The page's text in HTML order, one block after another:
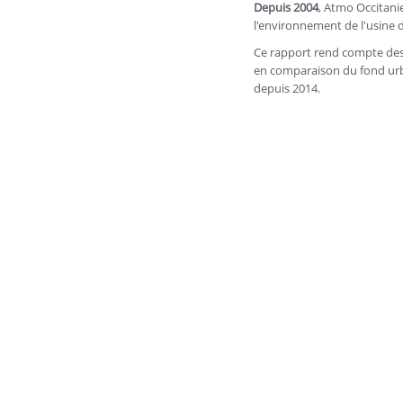
Depuis 2004, Atmo
l'environnement de l'usine
Ce rapport rend compte
en comparaison du fond
depuis 2014.